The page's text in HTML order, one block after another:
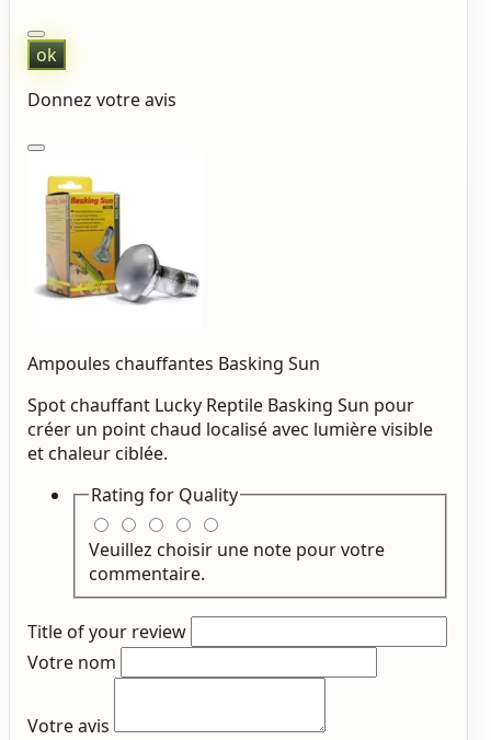
ok
Donnez votre avis
Ampoules chauffantes Basking Sun
Spot chauffant Lucky Reptile Basking Sun pour
créer un point chaud localisé avec lumière visible
et chaleur ciblée.
Rating for Quality
Veuillez choisir une note pour votre
commentaire.
Title of your review
Votre nom
Votre avis